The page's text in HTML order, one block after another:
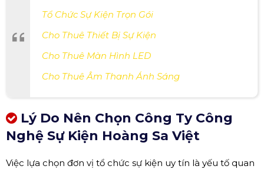
Tổ Chức Sự Kiện Trọn Gói
Cho Thuê Thiết Bị Sự Kiện
Cho Thuê Màn Hình LED
Cho Thuê Âm Thanh Ánh Sáng
Lý Do Nên Chọn Công Ty Công
Nghệ Sự Kiện Hoàng Sa Việt
Việc lựa chọn đơn vị tổ chức sự kiện uy tín là yếu tố quan